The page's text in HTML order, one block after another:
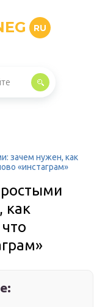
RU
зачем нужен, как
«инстаграм»
как